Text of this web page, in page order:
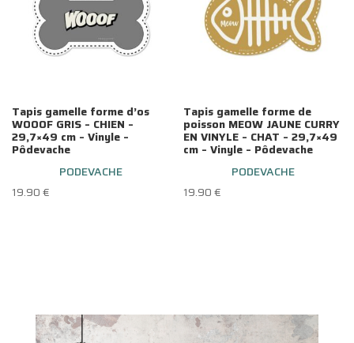
Tapis gamelle forme d’os
WOOOF GRIS – CHIEN –
29,7×49 cm – Vinyle –
Pôdevache
PODEVACHE
19.90€
Tapis gamelle forme de
poisson MEOW JAUNE CURRY
EN VINYLE – CHAT – 29,7×49
cm – Vinyle – Pôdevache
PODEVACHE
19.90€